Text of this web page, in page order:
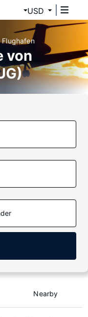
USD
Flughafen
von
Nearby